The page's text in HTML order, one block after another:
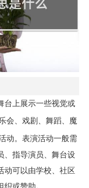
台上展示一些视觉或
会、戏剧、舞蹈、魔
动。表演活动一般需
、指导演员、舞台设
动可以由学校、社区